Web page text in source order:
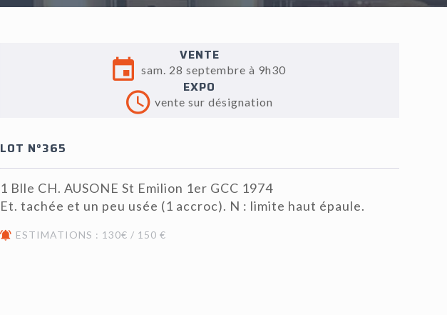
VENTE
sam. 28 septembre à 9h30
EXPO
vente sur désignation
LOT N°365
1 Blle CH. AUSONE St Emilion 1er GCC 1974
Et. tachée et un peu usée (1 accroc). N : limite haut épaule.
ESTIMATIONS : 130€ / 150 €